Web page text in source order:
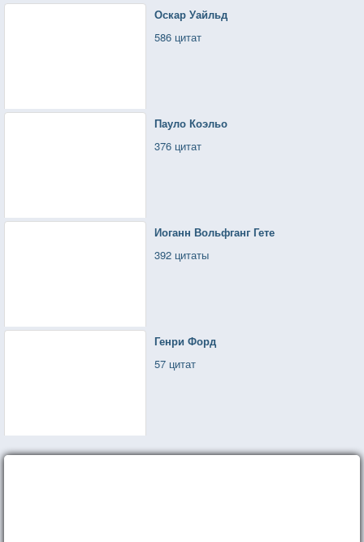
Оскар Уайльд
586 цитат
Пауло Коэльо
376 цитат
Иоганн Вольфганг Гете
392 цитаты
Генри Форд
57 цитат